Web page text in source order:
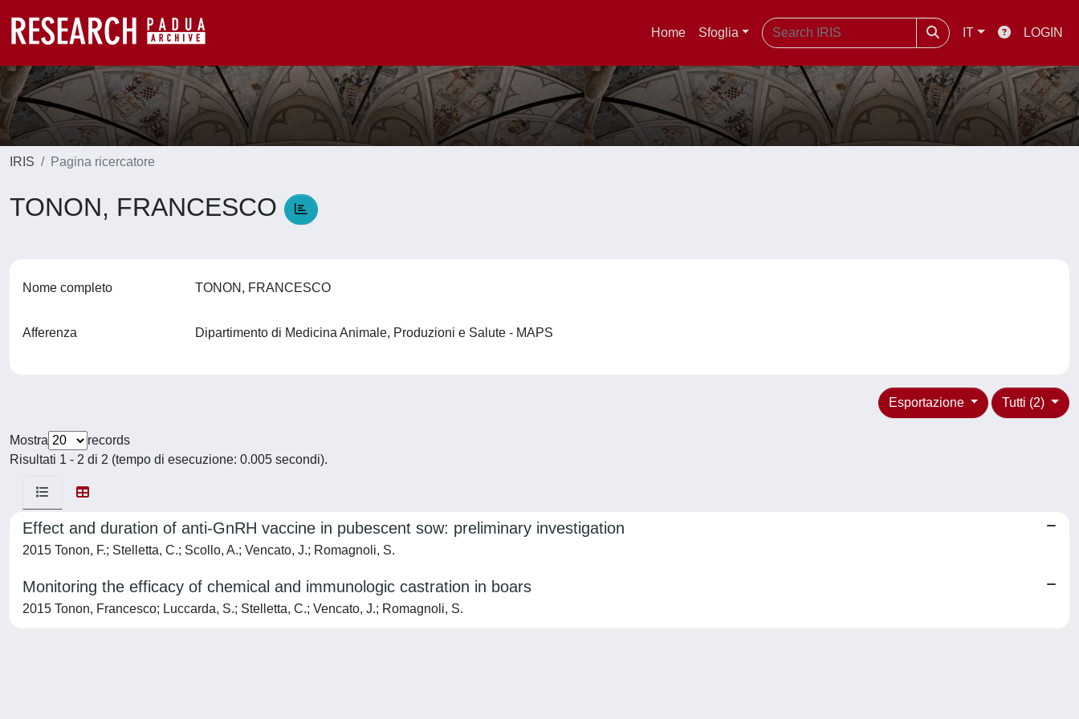
Home Sfoglia IT LOGIN
IRIS Pagina ricercatore
TONON, FRANCESCO
Nome completo TONON, FRANCESCO
Afferenza Dipartimento di Medicina Animale, Produzioni e Salute - MAPS
Tutti (2)
Esportazione
Mostra
records
Risultati 1 - 2 di 2 (tempo di esecuzione: 0.005 secondi).
Effect and duration of anti-GnRH vaccine in pubescent sow: preliminary investigation
2015 Tonon, F.; Stelletta, C.; Scollo, A.; Vencato, J.; Romagnoli, S.
Monitoring the efficacy of chemical and immunologic castration in boars
2015 Tonon, Francesco; Luccarda, S.; Stelletta, C.; Vencato, J.; Romagnoli, S.